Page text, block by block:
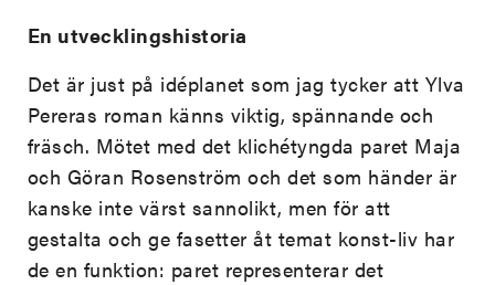
En utvecklingshistoria
Det är just på idéplanet som jag tycker att Ylva
Pereras roman känns viktig, spännande och
fräsch. Mötet med det klichétyngda paret Maja
och Göran Rosenström och det som händer är
kanske inte värst sannolikt, men för att
gestalta och ge fasetter åt temat konst-liv har
de en funktion: paret representerar det